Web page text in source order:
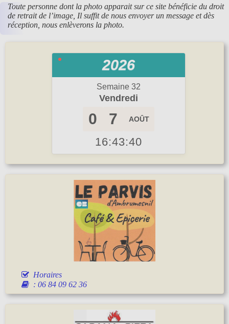
Toute personne dont la photo apparait sur ce site bénéficie du droit
de retrait de l’image, Il suffit de nous envoyer un message et dès
réception, nous enlèverons la photo.
2026
Semaine 32
Vendredi
0 7 AOÛT
16:43:40
Horaires
: 06 84 09 62 36